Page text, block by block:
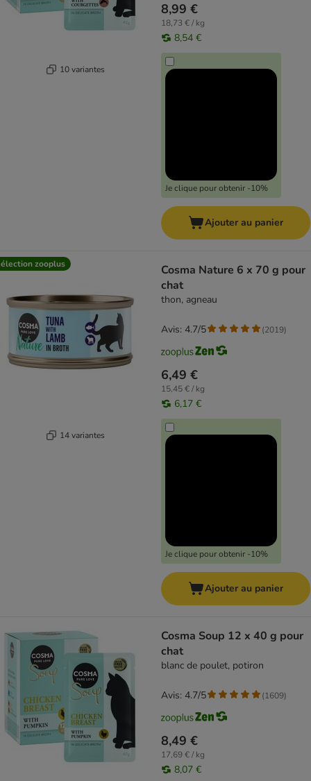
10 variantes
8,99 €
18,73 € / kg
8,54 €
Je clique pour obtenir -10%
Ajouter au panier
zooplus
14 variantes
Cosma Nature 6 x 70 g pour
chat
thon, agneau
6,49 €
15,45 € / kg
6,17 €
Je clique pour obtenir -10%
Avis: 4.7/5 (2019)
Ajouter au panier
Cosma Soup 12 x 40 g pour
chat
blanc de poulet, potiron
8,49 €
17,69 € / kg
8,07 €
Avis: 4.7/5 (1609)